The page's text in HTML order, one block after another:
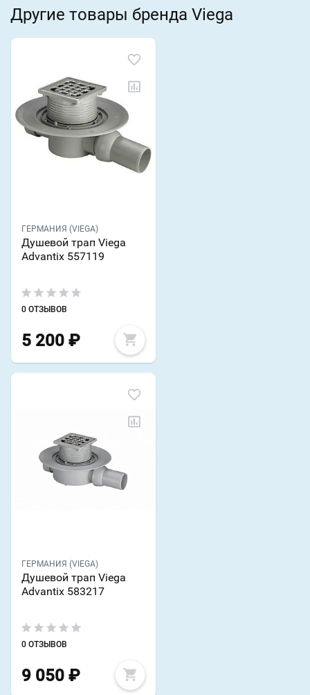
Другие товары бренда Viega
ГЕРМАНИЯ (VIEGA)
Душевой трап Viega
Advantix 557119
0 ОТЗЫВОВ
5 200 ₽
ГЕРМАНИЯ (VIEGA)
Душевой трап Viega
Advantix 583217
0 ОТЗЫВОВ
9 050 ₽